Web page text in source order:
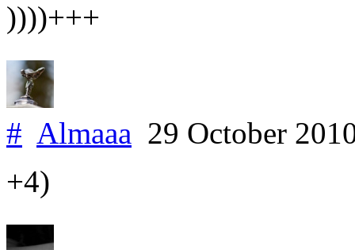
))))+++
# Almaaa 29 October
+4)